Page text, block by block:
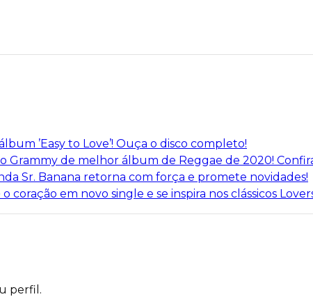
’Easy to Love’! Ouça o disco completo!
Grammy de melhor álbum de Reggae de 2020!
Sr. Banana retorna com força e promete novidades!
coração em novo single e se inspira nos clássicos
perfil.